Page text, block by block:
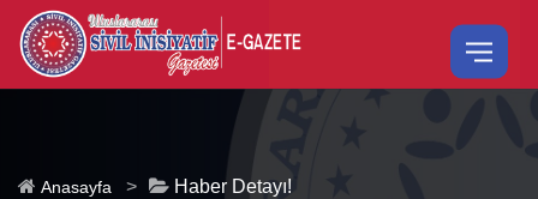
Anasayfa > Haber Detayı!